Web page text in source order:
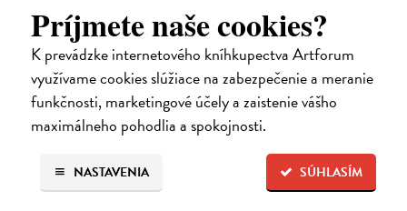
Príjmete naše cookies?
K prevádzke internetového kníhkupectva Artforum
využívame cookies slúžiace na zabezpečenie a meranie
funkčnosti, marketingové účely a zaistenie vášho
maximálneho pohodlia a spokojnosti.
SÚHLASÍM
NASTAVENIA
Ďalšie z kategórie slovenské a
české dejiny